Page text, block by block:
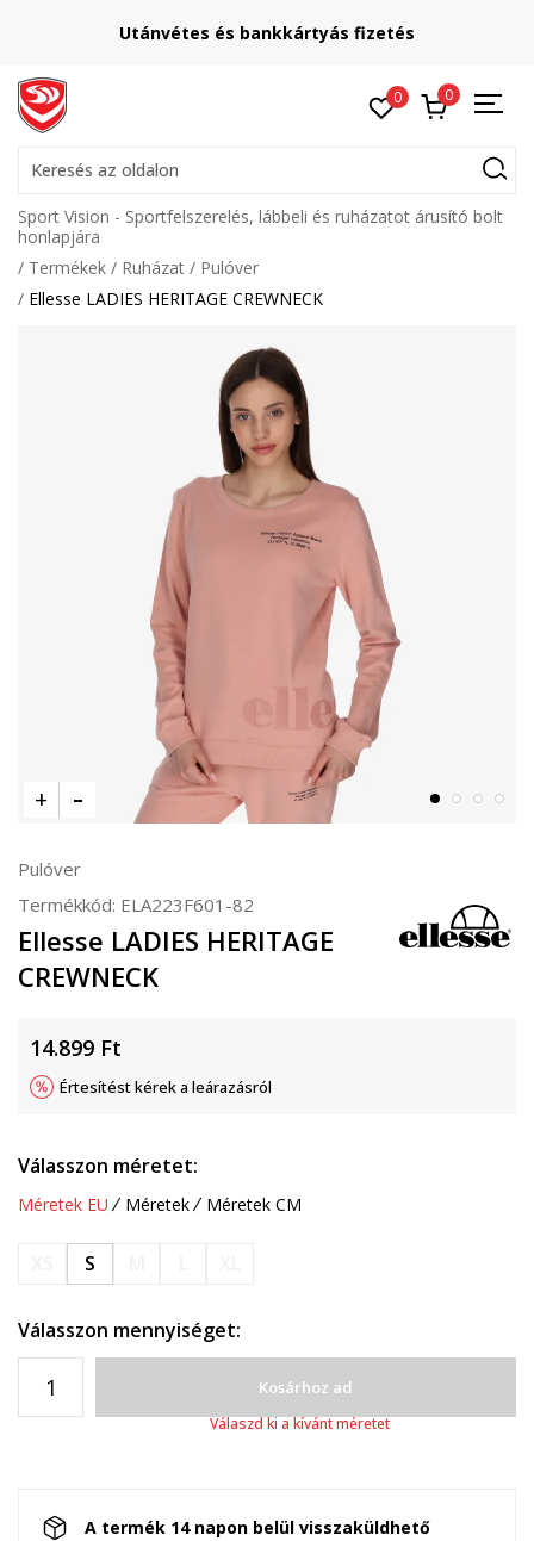
Utánvétes és bankkártyás fizetés
0 0
Keresés az oldalon
Sport Vision - Sportfelszerelés, lábbeli és ruházatot árusító bolt
honlapjára
Termékek
Ruházat
Pulóver
Ellesse LADIES HERITAGE CREWNECK
Pulóver
Termékkód: ELA223F601-82
Ellesse LADIES HERITAGE
CREWNECK
14.899 Ft
Értesítést kérek a leárazásról
Válasszon méretet:
Méretek EU Méretek Méretek CM
S
Válasszon mennyiséget:
Kosárhoz ad
Válaszd ki a kívánt méretet
A termék 14 napon belül visszaküldhető